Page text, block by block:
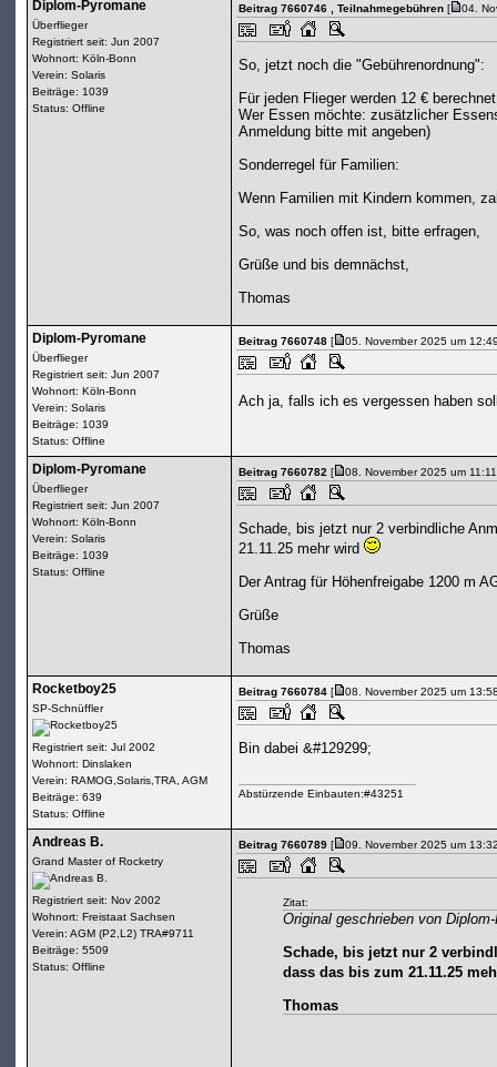
Diplom-Pyromane
Überflieger
Registriert seit: Jun 2007
Wohnort: Köln-Bonn
Verein: Solaris
Beiträge: 1039
Status: Offline
Beitrag 7660746 , Teilnahmegebühren[ 04.
So, jetzt noch die "Gebührenordnung":
Für jeden Flieger werden 12 € berechnet
Wer Essen möchte: zusätzlicher
Anmeldung bitte mit angeben)
Sonderregel für Familien:
Wenn Familien mit Kindern kommen,
So, was noch offen ist, bitte erfragen,
Grüße und bis demnächst,
Thomas
Diplom-Pyromane
Überflieger
Registriert seit: Jun 2007
Wohnort: Köln-Bonn
Verein: Solaris
Beiträge: 1039
Status: Offline
Beitrag 7660748[ 05. November 2025 um
Ach ja, falls ich es vergessen haben
Diplom-Pyromane
Überflieger
Registriert seit: Jun 2007
Wohnort: Köln-Bonn
Verein: Solaris
Beiträge: 1039
Status: Offline
Beitrag 7660782[ 08. November 2025 um
Schade, bis jetzt nur 2 verbindliche
21.11.25 mehr wird
Der Antrag für Höhenfreigabe 1200 m
Grüße
Thomas
Rocketboy25
SP-Schnüffler
Registriert seit: Jul 2002
Wohnort: Dinslaken
Verein: RAMOG,Solaris,TRA, AGM
Beiträge: 639
Status: Offline
Beitrag 7660784[ 08. November 2025 um
Bin dabei &#129299;
Abstürzende Einbauten:#43251
Andreas B.
Grand Master of Rocketry
Registriert seit: Nov 2002
Wohnort: Freistaat Sachsen
Verein: AGM (P2,L2) TRA#9711
Beiträge: 5509
Status: Offline
Beitrag 7660789[ 09. November 2025 um
Zitat:
Original geschrieben von
Schade, bis jetzt nur 2
dass das bis zum 21.11.25
Thomas